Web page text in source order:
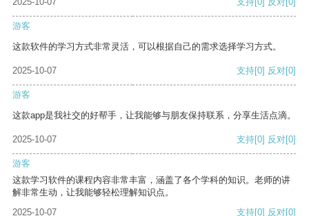
游客
这款软件的学习方式非常灵活，可以根据自己的需求选择学习方式。
2025-10-07 支持[0] 反对[0]
游客
这款app是我社交的好帮手，让我能够与朋友保持联系，分享生活点滴。
2025-10-07 支持[0] 反对[0]
游客
这款学习软件的课程内容非常丰富，涵盖了各个学科的知识。老师的讲
解非常生动，让我能够轻松理解知识点。
2025-10-07
支持[0] 反对[0]